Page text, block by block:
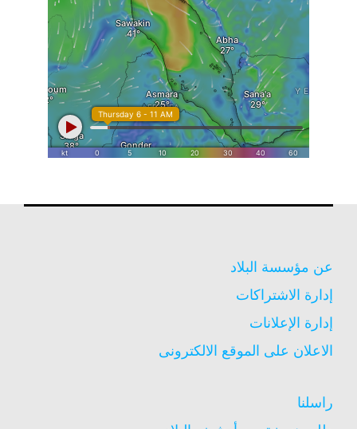
عن مؤسسة البلاد
إدارة الاشتراكات
إدارة الإعلانات
الاعلان على الموقع الالكترونى
راسلنا